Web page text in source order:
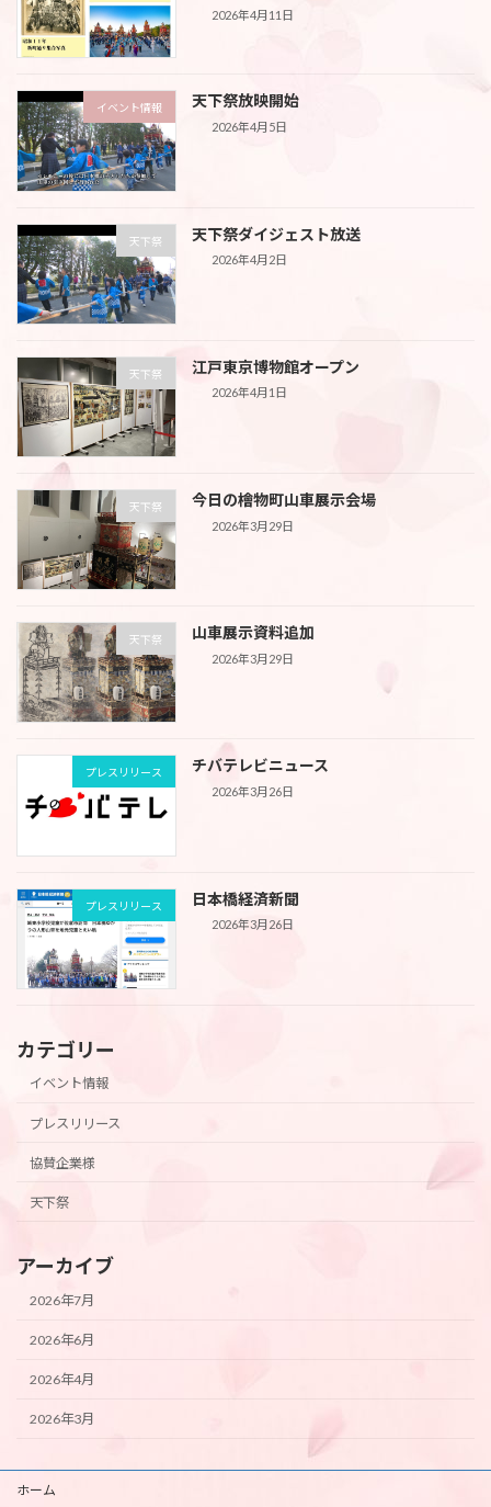
2026年4月11日
イベント情報 天下祭放映開始
2026年4月5日
天下祭 天下祭ダイジェスト放送
2026年4月2日
天下祭 江戸東京博物館オープン
2026年4月1日
天下祭 今日の檜物町山車展示会場
2026年3月29日
天下祭 山車展示資料追加
2026年3月29日
プレスリリース チバテレビニュース
2026年3月26日
プレスリリース 日本橋経済新聞
2026年3月26日
カテゴリー
イベント情報
プレスリリース
協賛企業様
天下祭
アーカイブ
2026年7月
2026年6月
2026年4月
2026年3月
ホーム